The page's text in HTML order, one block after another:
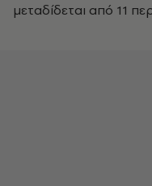
μεταδίδεται από 11